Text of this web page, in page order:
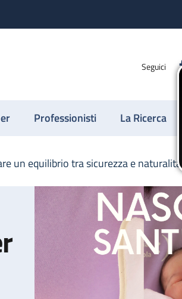
Seguici
Professionisti La Ricerca
un equilibrio tra sicurezza e naturalità